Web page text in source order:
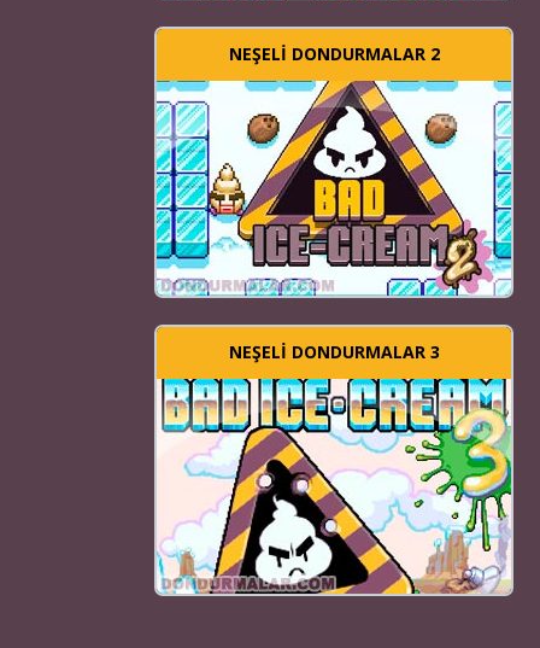
NEŞELI DONDURMALAR 2
NEŞELI DONDURMALAR 3